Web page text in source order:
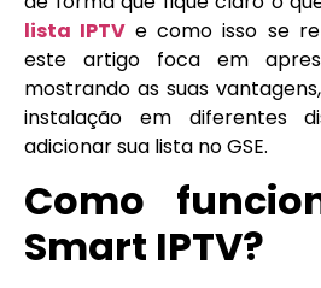
lista IPTV e como isso se
este artigo foca em
mostrando as suas
instalação em diferentes
adicionar sua lista no GSE.
Como
Smart IPTV?